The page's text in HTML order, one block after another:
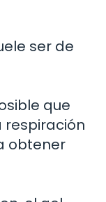
ser de
que
obtener